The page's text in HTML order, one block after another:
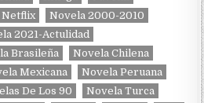
Netflix
Novela 2000-2010
2021-Actulidad
Brasileña
Novela Chilena
Mexicana
Novela Peruana
De Los 90
Novela Turca